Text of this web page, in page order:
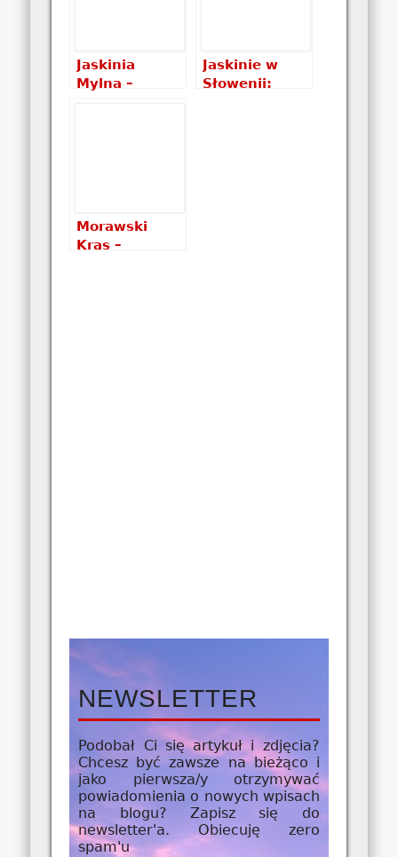
Jaskinia
Mylna –
Jaskinie w
Słowenii:
Morawski
Kras –
NEWSLETTER
Podobał Ci się artykuł i zdjęcia?
Chcesz być zawsze na bieżąco i
jako pierwsza/yotrzymywać
powiadomienia o nowych wpisach
na blogu? Zapisz się do
newsletter'a. Obiecuję zero
spam'u